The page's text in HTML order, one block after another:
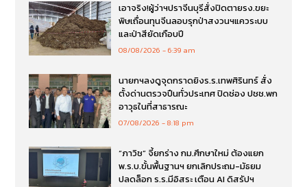
เอาจริง!ผู้ว่าฯปราจีนบุรีสั่งปิดตายรง.ขยะ
พิษเถื่อนทุนจีนลอบรุกป่าสงวนฯแควระบบ
และป่าสียัดเกือบปี
08/08/2026 6:39 am
นายกฯลงดูจุดกราดยิงร.ร.เทพศิรินทร์ สั่ง
ตั้งด่านตรวจปืนทั่วประเทศ ปิดช่อง ปชช.พก
อาวุธในที่สาธารณะ
07/08/2026 8:18 pm
“ภาวิช” จี้ยกร่าง กม.ศึกษาใหม่ ต้องแยก
พ.ร.บ.ขั้นพื้นฐานฯ ยกเลิกประถม-มัธยม
ปลดล็อก ร.ร.มีอิสระ เตือน AI ดิสรัปฯ